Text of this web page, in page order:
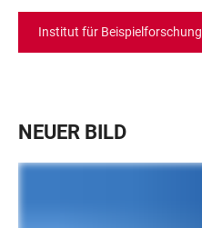
Institut für Beispielforschung
NEUER BILD